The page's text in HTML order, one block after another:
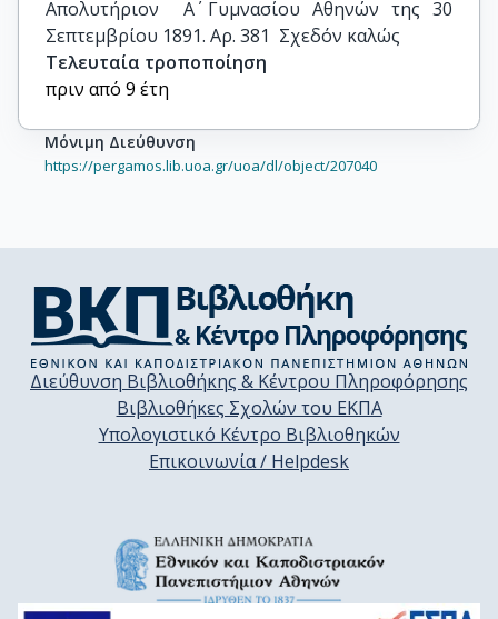
Απολυτήριον  Α΄ Γυμνασίου Αθηνών της 30
Σεπτεμβρίου 1891. Αρ. 381  Σχεδόν καλώς
Τελευταία τροποποίηση
πριν από 9 έτη
Μόνιμη Διεύθυνση
https://pergamos.lib.uoa.gr/uoa/dl/object/207040
Διεύθυνση Βιβλιοθήκης & Κέντρου Πληροφόρησης
Βιβλιοθήκες Σχολών του ΕΚΠΑ
Υπολογιστικό Κέντρο Βιβλιοθηκών
Επικοινωνία / Helpdesk